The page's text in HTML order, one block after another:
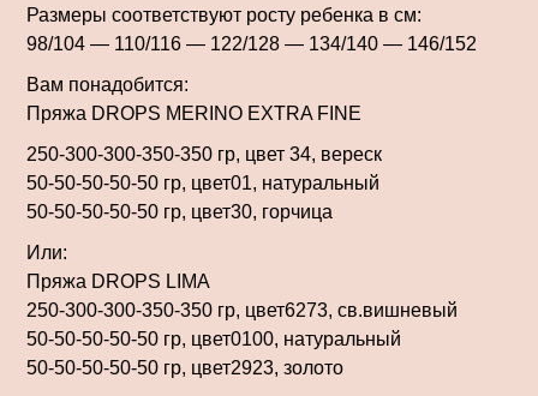
Размеры соответствуют росту ребенка в см:
98/104 — 110/116 — 122/128 — 134/140 — 146/152
Вам понадобится:
Пряжа DROPS MERINO EXTRA FINE
250-300-300-350-350 гр, цвет 34, вереск
50-50-50-50-50 гр, цвет01, натуральный
50-50-50-50-50 гр, цвет30, горчица
Или:
Пряжа DROPS LIMA
250-300-300-350-350 гр, цвет6273, св.вишневый
50-50-50-50-50 гр, цвет0100, натуральный
50-50-50-50-50 гр, цвет2923, золото